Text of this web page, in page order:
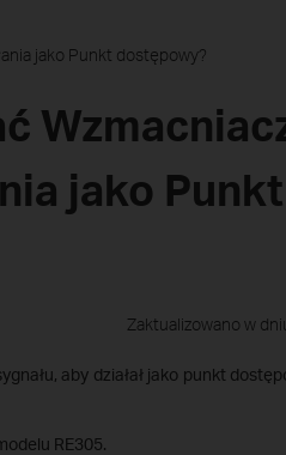
jako Punkt dostępowy?
jako Punkt
Zaktualizowano w
aby działał jako punkt
RE305.